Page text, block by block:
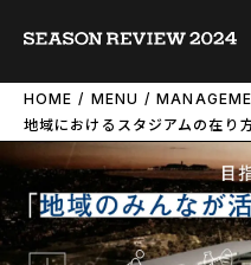
HOME MENU
地域におけるスタジアムの在り